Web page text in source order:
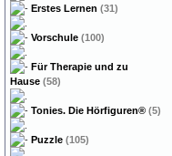
Erstes Lernen (31)
Vorschule (100)
Für Therapie und zu
Hause (58)
Tonies. Die Hörfiguren® (5)
Puzzle (105)